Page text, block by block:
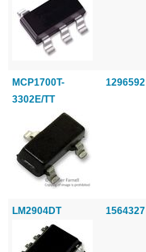
MCP1700T-
3302E/TT
1296592
LM2904DT 1564327